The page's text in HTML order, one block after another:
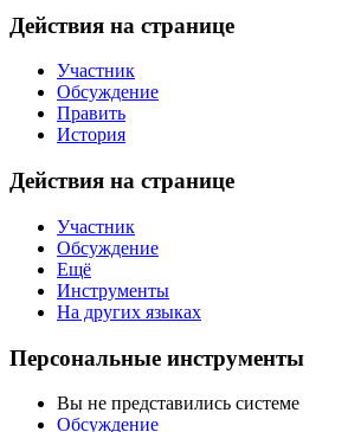
Действия на странице
Участник
Обсуждение
Править
История
Действия на странице
Участник
Обсуждение
Ещё
Инструменты
На других языках
Персональные инструменты
Вы не представились системе
Обсуждение